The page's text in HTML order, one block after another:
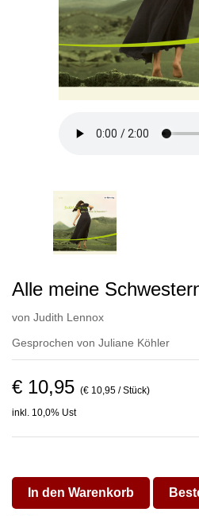
Alle meine
von Judith Lennox
Gesprochen von Juliane Köhler
€ 10,95 (€ 10,95 / Stück)
inkl. 10,0% Ust
In den Warenkorb